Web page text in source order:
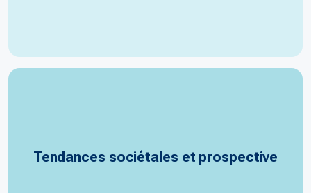
Tendances sociétales et prospective